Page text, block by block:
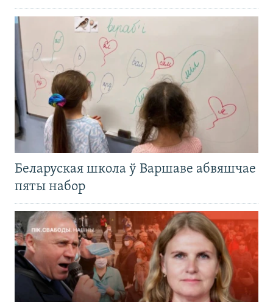
Беларуская школа ў Варшаве абвяшчае
пяты набор